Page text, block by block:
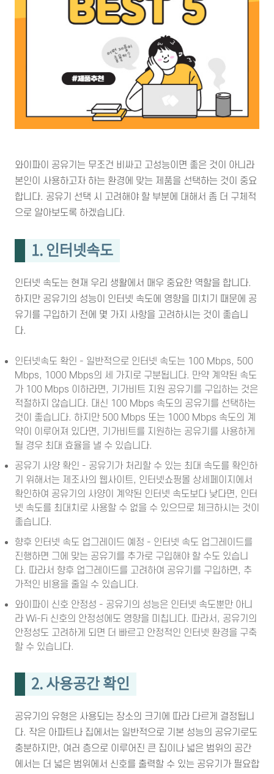
와이파이 공유기는 무조건 비싸고 고성능이면 좋은 것이 아니라
본인이 사용하고자 하는 환경에 맞는 제품을 선택하는 것이 중요
합니다. 공유기 선택 시 고려해야 할 부분에 대해서 좀 더 구체적
으로 알아보도록 하겠습니다.
1. 인터넷속도
인터넷 속도는 현재 우리 생활에서 매우 중요한 역할을 합니다.
하지만 공유기의 성능이 인터넷 속도에 영향을 미치기 때문에 공
유기를 구입하기 전에 몇 가지 사항을 고려하시는 것이 좋습니
다.
인터넷속도 확인 - 일반적으로 인터넷 속도는 100 Mbps, 500
Mbps, 1000 Mbps의 세 가지로 구분됩니다. 만약 계약된 속도
가 100 Mbps 이하라면, 기가비트 지원 공유기를 구입하는 것은
적절하지 않습니다. 대신 100 Mbps 속도의 공유기를 선택하는
것이 좋습니다. 하지만 500 Mbps 또는 1000 Mbps 속도의 계
약이 이루어져 있다면, 기가비트를 지원하는 공유기를 사용하게
될 경우 최대 효율을 낼 수 있습니다.
공유기 사양 확인 - 공유기가 처리할 수 있는 최대 속도를 확인하
기 위해서는 제조사의 웹사이트, 인터넷쇼핑몰 상세페이지에서
확인하여 공유기의 사양이 계약된 인터넷 속도보다 낮다면, 인터
넷 속도를 최대치로 사용할 수 없을 수 있으므로 체크하시는 것이
좋습니다.
향후 인터넷 속도 업그레이드 예정 - 인터넷 속도 업그레이드를
진행하면 그에 맞는 공유기를 추가로 구입해야 할 수도 있습니
다. 따라서 향후 업그레이드를 고려하여 공유기를 구입하면, 추
가적인 비용을 줄일 수 있습니다.
와이파이 신호 안정성 - 공유기의 성능은 인터넷 속도뿐만 아니
라 Wi-Fi 신호의 안정성에도 영향을 미칩니다. 따라서, 공유기의
안정성도 고려하게 되면 더 빠르고 안정적인 인터넷 환경을 구축
할 수 있습니다.
2. 사용공간 확인
공유기의 유형은 사용되는 장소의 크기에 따라 다르게 결정됩니
다. 작은 아파트나 집에서는 일반적으로 기본 성능의 공유기로도
충분하지만, 여러 층으로 이루어진 큰 집이나 넓은 범위의 공간
에서는 더 넓은 범위에서 신호를 출력할 수 있는 공유기가 필요합